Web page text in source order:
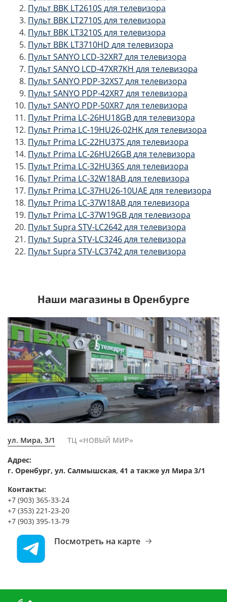
Пульт BBK LT2610S для телевизора
Пульт BBK LT2710S для телевизора
Пульт BBK LT3210S для телевизора
Пульт BBK LT3710HD для телевизора
Пульт SANYO LCD-32XR7 для телевизора
Пульт SANYO LCD-47XR7KH для телевизора
Пульт SANYO PDP-32XS7 для телевизора
Пульт SANYO PDP-42XR7 для телевизора
Пульт SANYO PDP-50XR7 для телевизора
Пульт Prima LC-26HU18GB для телевизора
Пульт Prima LC-19HU26-02HK для телевизора
Пульт Prima LC-22HU37S для телевизора
Пульт Prima LC-26HU26GB для телевизора
Пульт Prima LC-32HU36S для телевизора
Пульт Prima LC-32W18AB для телевизора
Пульт Prima LC-37HU26-10UAE для телевизора
Пульт Prima LC-37W18AB для телевизора
Пульт Prima LC-37W19GB для телевизора
Пульт Supra STV-LC2642 для телевизора
Пульт Supra STV-LC3246 для телевизора
Пульт Supra STV-LC3742 для телевизора
Наши магазины в Оренбурге
ул. Мира, 3/1 ТЦ «НОВЫЙ МИР»
Адрес:
г. Оренбург, ул. Салмышская, 41 а также ул Мира 3/1
Контакты:
+7 (903) 365-33-24
+7 (353) 221-23-20
+7 (903) 395-13-79
Посмотреть на карте